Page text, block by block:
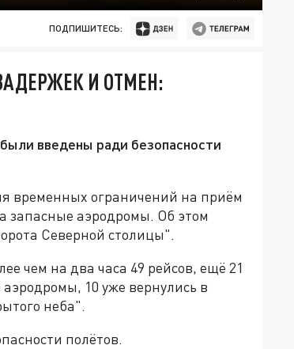
ПОДПИШИТЕСЬ:
И ОТМЕН:
введены ради безопасности
временных ограничений на приём
запасные аэродромы. Об этом
Северной столицы".
чем на два часа 49 рейсов, ещё 21
10 уже вернулись в
неба".
полётов.